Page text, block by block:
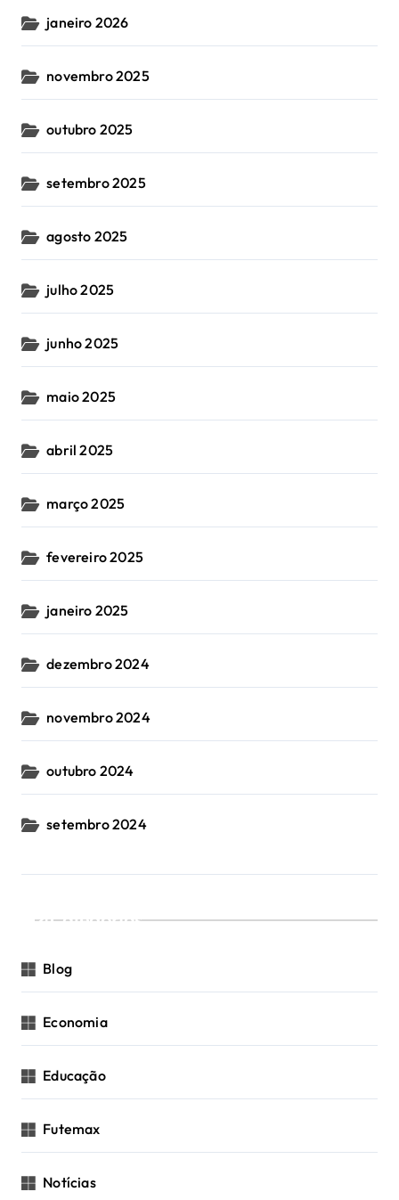
janeiro 2026
novembro 2025
outubro 2025
setembro 2025
agosto 2025
julho 2025
junho 2025
maio 2025
abril 2025
março 2025
fevereiro 2025
janeiro 2025
dezembro 2024
novembro 2024
outubro 2024
setembro 2024
Categorias
Blog
Economia
Educação
Futemax
Notícias